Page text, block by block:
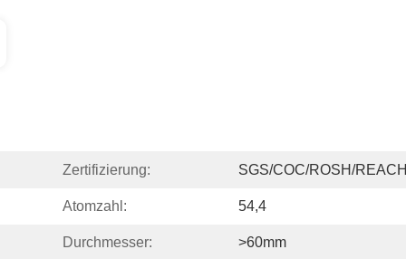
Zertifizierung: SGS/COC/ROSH/REACH
Atomzahl: 54,4
Durchmesser: >60mm